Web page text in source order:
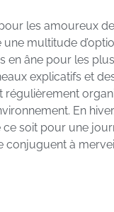
les amoureux
multitude
en âne pour les
explicatifs et
En
soit pour une
conjuguent à